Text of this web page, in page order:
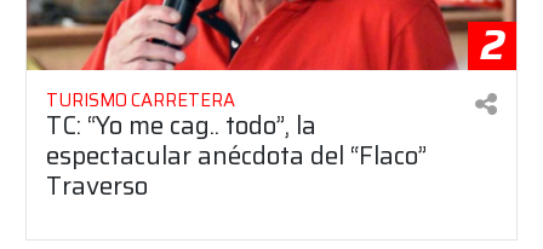
2
TURISMO CARRETERA
TC: “Yo me cag.. todo”, la
espectacular anécdota del “Flaco”
Traverso